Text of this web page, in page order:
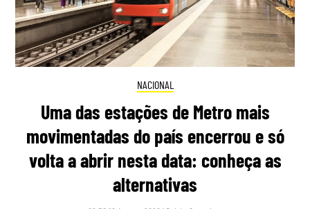
NACIONAL
Uma das estações de Metro mais
movimentadas do país encerrou e só
volta a abrir nesta data: conheça as
alternativas